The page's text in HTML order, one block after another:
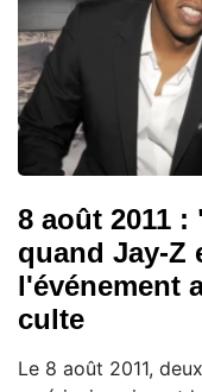
8 août 2011
quand Jay-Z
l'événement
culte
Le 8 août 2011,